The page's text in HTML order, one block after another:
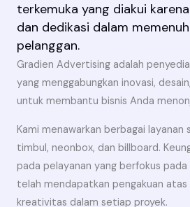
terkemuka yang diakui
dan dedikasi dalam
pelanggan.
Gradien Advertising adalah
yang menggabungkan inovasi,
untuk membantu bisnis Anda
Kami menawarkan berbagai layanan
timbul, neonbox, dan billboard.
pada pelayanan yang berfokus pada
telah mendapatkan pengakuan atas
kreativitas dalam setiap proyek.